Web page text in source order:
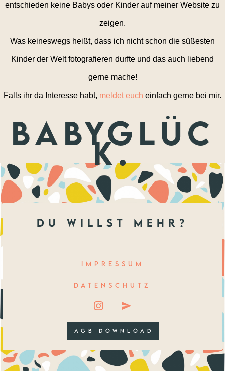
entschieden keine Babys oder Kinder auf meiner Website zu
zeigen.
Was keineswegs heißt, dass ich nicht schon die süßesten
Kinder der Welt fotografieren durfte und das auch liebend
gerne mache!
Falls ihr da Interesse habt, meldet euch einfach gerne bei mir.
Babyglüc
k.
du willst mehr?
IMPRESSUM
DATENSCHUTZ
AGB DOWNLOAD